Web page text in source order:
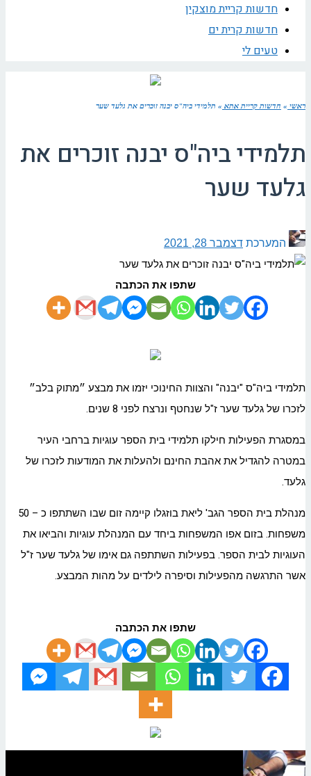
חדשות קריית מוצקין
חדשות קרית ים
טעים לי
ראשי » חדשות קריית אתא » תלמידי ביה"ס יבנה זוכרים את גלעד שער
תלמידי ביה"ס יבנה זוכרים את
גלעד שער
המערכת דצמבר 28, 2021
שתפו את הכתבה
תלמידי ביה"ס "יבנה" והצוות החינוכי יזמו את מבצע ״מתוק בלב״
לזכרו של גלעד שער ז"ל שנחטף ונרצח לפני 8 שנים.
במסגרת הפעילות חילקו תלמידי בית הספר עוגיות ברחבי העיר
במטרה להגדיל את אהבת החינם ולהעלות את המודעות לזכרו של
גלעד.
מנהלת בית הספר הגב' ליאת בוזגלו קיימה זום שבו השתתפו כ – 50
משפחות. בזום אפו המשפחות ביחד עם המנהלת עוגיות והביאו את
העוגיות לבית הספר. בפעילות השתתפה גם אימו של גלעד שער ז"ל
אשר התרגשה מהפעילות וסיפרה לילדים על מהות המבצע.
שתפו את הכתבה